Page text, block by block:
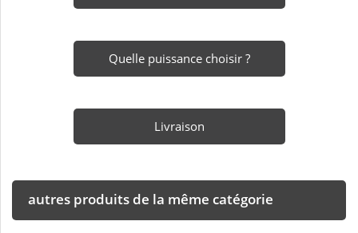
Quelle puissance choisir ?
Livraison
autres produits de la même catégorie